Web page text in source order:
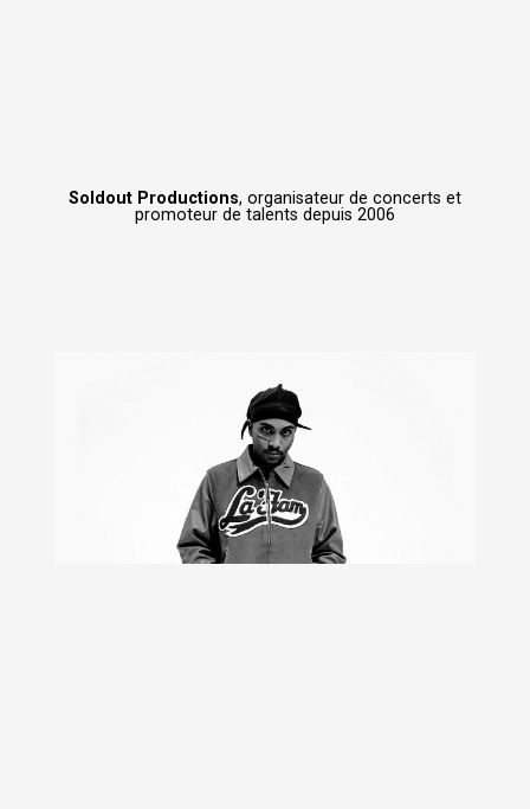
Soldout Productions, organisateur de concerts et
promoteur de talents depuis 2006